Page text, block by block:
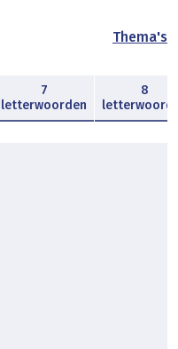
Thema's
7
letterwoorden
8